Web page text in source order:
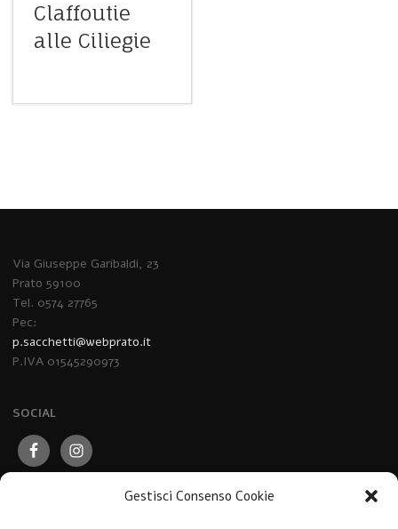
Gestisci Consenso Cookie
Claffoutie
alle Ciliegie
Via Giuseppe Garibaldi, 23
Prato 59100
Tel. 0574 27765
Pec:
p.sacchetti@webprato.it
P.IVA 01545290973
SOCIAL